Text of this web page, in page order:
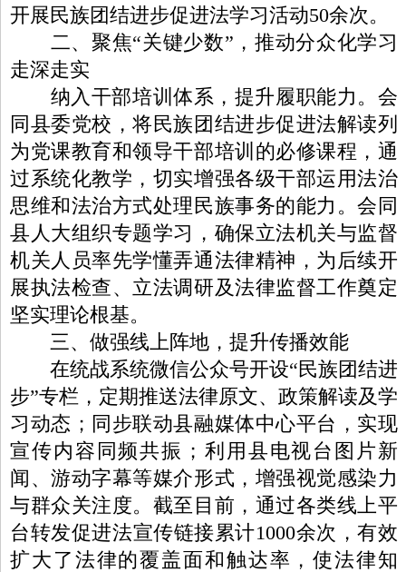
开展民族团结进步促进法学习活动50余次。
二、聚焦“关键少数”，推动分众化学习
走深走实
纳入干部培训体系，提升履职能力。会
同县委党校，将民族团结进步促进法解读列
为党课教育和领导干部培训的必修课程，通
过系统化教学，切实增强各级干部运用法治
思维和法治方式处理民族事务的能力。会同
县人大组织专题学习，确保立法机关与监督
机关人员率先学懂弄通法律精神，为后续开
展执法检查、立法调研及法律监督工作奠定
坚实理论根基。
三、做强线上阵地，提升传播效能
在统战系统微信公众号开设“民族团结进
步”专栏，定期推送法律原文、政策解读及学
习动态；同步联动县融媒体中心平台，实现
宣传内容同频共振；利用县电视台图片新
闻、游动字幕等媒介形式，增强视觉感染力
与群众关注度。截至目前，通过各类线上平
台转发促进法宣传链接累计1000余次，有效
扩大了法律的覆盖面和触达率，使法律知